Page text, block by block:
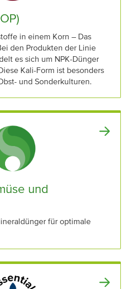
in einem Korn – Das
den Produkten der Linie
es sich um NPK-Dünger
Kali-Form ist besonders
und Sonderkulturen.
und
für optimale